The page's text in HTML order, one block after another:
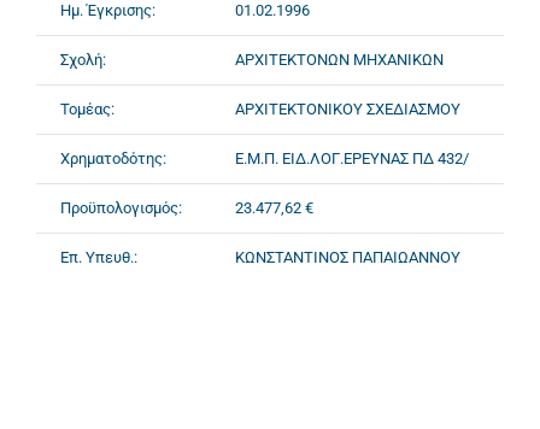
Ημ. Έγκρισης: 01.02.1996
Σχολή: ΑΡΧΙΤΕΚΤΟΝΩΝ ΜΗΧΑΝΙΚΩΝ
Τομέας: ΑΡΧΙΤΕΚΤΟΝΙΚΟΥ ΣΧΕΔΙΑΣΜΟΥ
Χρηματοδότης: Ε.Μ.Π. ΕΙΔ.ΛΟΓ.ΕΡΕΥΝΑΣ ΠΔ 432/
Προϋπολογισμός: 23.477,62 €
Επ. Υπευθ.: ΚΩΝΣΤΑΝΤΙΝΟΣ ΠΑΠΑΙΩΑΝΝΟΥ